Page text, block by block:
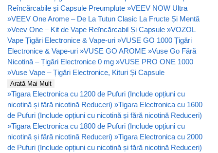
Reîncărcabile și Capsule Preumplute »VEEV NOW Ultra
»VEEV One Arome – De La Tutun Clasic La Fructe Și Mentă
»Veev One – Kit de Vape Reîncărcabil Și Capsule »VOZOL
Vape Țigări Electronice & Vape-uri »VUSE GO 1000 Țigări
Electronice & Vape-uri »VUSE GO AROME »Vuse Go Fără
Nicotină – Țigări Electronice 0 mg »VUSE PRO ONE 1000
»Vuse Vape – Țigări Electronice, Kituri Și Capsule
Arată Mai Mult
»Tigara Electronica cu 1200 de Pufuri (Include opțiuni cu
nicotină și fără nicotină Reduceri) »Tigara Electronica cu 1600
de Pufuri (Include opțiuni cu nicotină și fără nicotină Reduceri)
»Tigara Electronica cu 1800 de Pufuri (Include opțiuni cu
nicotină și fără nicotină Reduceri) »Tigara Electronica cu 2000
de Pufuri (Include opțiuni cu nicotină și fără nicotină Reduceri)